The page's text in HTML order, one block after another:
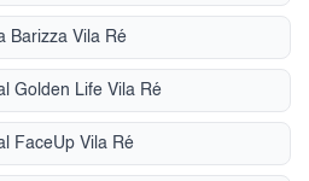
Barizza Vila Ré
Golden Life Vila Ré
FaceUp Vila Ré